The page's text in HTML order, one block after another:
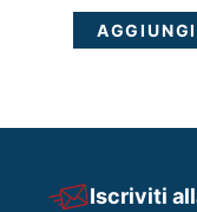
AGGIUNGI
Iscriviti